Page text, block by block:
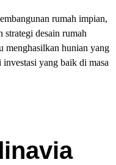
rumah impian,
strategi desain rumah
menghasilkan hunian yang
yang baik di masa